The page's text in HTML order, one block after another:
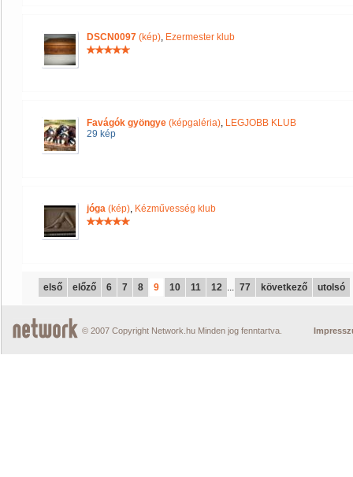
DSCN0097 (kép), Ezermester klub
Favágók gyöngye (képgaléria), LEGJOBB KLUB
29 kép
jóga (kép), Kézművesség klub
első előző 6 7 8 9 10 11 12 ... 77 következő utolsó
© 2007 Copyright Network.hu Minden jog fenntartva.